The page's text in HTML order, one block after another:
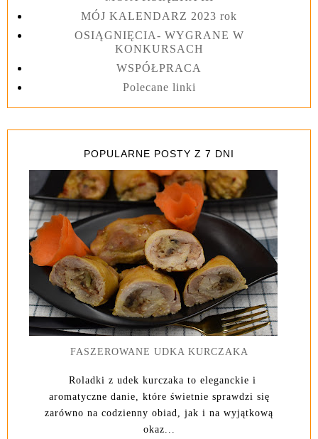
MÓJ KALENDARZ 2023 rok
OSIĄGNIĘCIA- WYGRANE W
KONKURSACH
WSPÓŁPRACA
Polecane linki
POPULARNE POSTY Z 7 DNI
FASZEROWANE UDKA KURCZAKA
Roladki z udek kurczaka to eleganckie i
aromatyczne danie, które świetnie sprawdzi się
zarówno na codzienny obiad, jak i na wyjątkową
okaz...